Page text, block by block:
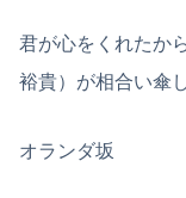
君が心をくれたか
裕貴）が相合い傘
オランダ坂